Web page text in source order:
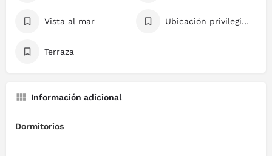
Vista al mar Ubicación privilegiada
Terraza
Información adicional
Dormitorios